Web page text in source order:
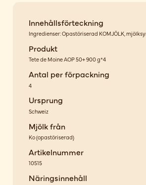
Innehållsförteckning
Ingredienser: Opastöriserad KOMJÖLK,
Produkt
Tete de Moine AOP 50+ 900 g*4
Antal per förpackning
4
Ursprung
Schweiz
Mjölk från
Ko(opastöriserad)
Artikelnummer
10515
Näringsinnehåll